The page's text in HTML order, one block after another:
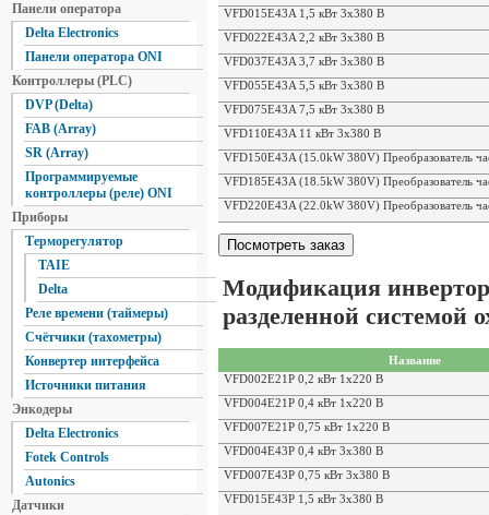
Панели оператора
Delta Electronics
Панели оператора ONI
Контроллеры (PLC)
DVP (Delta)
FAB (Array)
SR (Array)
Программируемые
контроллеры (реле) ONI
Приборы
Терморегулятор
TAIE
Delta
Реле времени (таймеры)
Счётчики (тахометры)
Конвертер интерфейса
Источники питания
Энкодеры
Delta Electronics
Fotek Controls
Autonics
Датчики
VFD015E43A 1,5 кВт 3х380 В
VFD022E43A 2,2 кВт 3х380 В
VFD037E43A 3,7 кВт 3х380 В
VFD055E43A 5,5 кВт 3х380 В
VFD075E43A 7,5 кВт 3х380 В
VFD110E43A 11 кВт 3х380 В
VFD150E43A (15.0kW 380V) Преобразователь
VFD185E43A (18.5kW 380V) Преобразователь
VFD220E43A (22.0kW 380V) Преобразователь
Модификация
разделенной системой
Название
VFD002E21P 0,2 кВт 1х220 В
VFD004E21P 0,4 кВт 1х220 В
VFD007E21P 0,75 кВт 1х220 В
VFD004E43P 0,4 кВт 3х380 В
VFD007E43P 0,75 кВт 3х380 В
VFD015E43P 1,5 кВт 3х380 В